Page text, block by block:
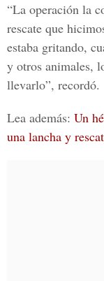
“La operación la
rescate que
estaba gritando,
y otros animales,
llevarlo”, recordó.
Lea además: Un
una lancha y